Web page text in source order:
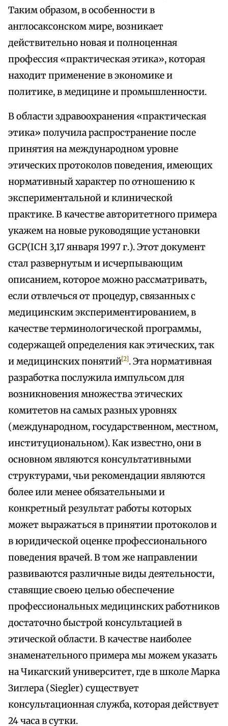
Таким образом, в особенности в
англосаксонском мире, возникает
действительно новая и полноценная
профессия «практическая этика», которая
находит применение в экономике и
политике, в медицине и промышленности.
В области здравоохранения «практическая
этика» получила распространение после
принятия на международном уровне
этических протоколов поведения, имеющих
нормативный характер по отношению к
экспериментальной и клинической
практике. В качестве авторитетного примера
укажем на новые руководящие установки
GCP(ICH 3,17 января 1997 г.). Этот документ
стал развернутым и исчерпывающим
описанием, которое можно рассматривать,
если отвлечься от процедур, связанных с
медицинским экспериментированием, в
качестве терминологической программы,
содержащей определения как этических, так
и медицинских понятий[2]. Эта нормативная
разработка послужила импульсом для
возникновения множества этических
комитетов на самых разных уровнях
(международном, государственном, местном,
институциональном). Как известно, они в
основном являются консультативными
структурами, чьи рекомендации являются
более или менее обязательными и
конкретный результат работы которых
может выражаться в принятии протоколов и
в юридической оценке профессионального
поведения врачей. В том же направлении
развиваются различные виды деятельности,
ставящие своею целью обеспечение
профессиональных медицинских работников
достаточно быстрой консультацией в
этической области. В качестве наиболее
знаменательного примера мы можем указать
на Чикагский университет, где в школе Марка
Зиглера (Siegler) существует
консультационная служба, которая действует
24 часа в сутки.